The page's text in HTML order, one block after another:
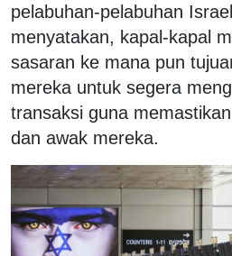
pelabuhan-pelabuhan
menyatakan, kapal-kapal
sasaran ke mana pun
mereka untuk segera
transaksi guna
dan awak mereka.